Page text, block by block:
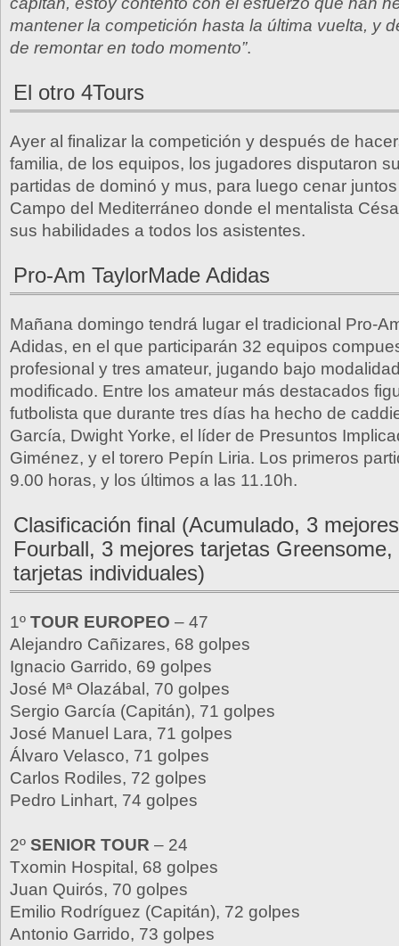
mantener la competición hasta la última vuelta, y
de remontar en todo momento”.
El otro 4Tours
Ayer al finalizar la competición y después de
familia, de los equipos, los jugadores disputaron
partidas de dominó y mus, para luego cenar
Campo del Mediterráneo donde el mentalista
sus habilidades a todos los asistentes.
Pro-Am TaylorMade Adidas
Mañana domingo tendrá lugar el tradicional Pro-
Adidas, en el que participarán 32 equipos
profesional y tres amateur, jugando bajo
modificado. Entre los amateur más destacados
futbolista que durante tres días ha hecho de
García, Dwight Yorke, el líder de Presuntos
Giménez, y el torero Pepín Liria. Los primeros
9.00 horas, y los últimos a las 11.10h.
Clasificación final (Acumulado, 3
Fourball, 3 mejores tarjetas
tarjetas individuales)
1º TOUR EUROPEO – 47
Alejandro Cañizares, 68 golpes
Ignacio Garrido, 69 golpes
José Mª Olazábal, 70 golpes
Sergio García (Capitán), 71 golpes
José Manuel Lara, 71 golpes
Álvaro Velasco, 71 golpes
Carlos Rodiles, 72 golpes
Pedro Linhart, 74 golpes
2º SENIOR TOUR – 24
Txomin Hospital, 68 golpes
Juan Quirós, 70 golpes
Emilio Rodríguez (Capitán), 72 golpes
Antonio Garrido, 73 golpes